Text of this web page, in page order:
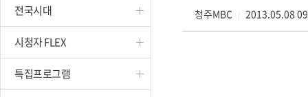
전국시대
시청자 FLEX
특집프로그램
청주MBC 2013.05.08